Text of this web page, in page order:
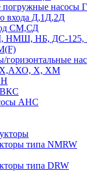
погружные
входа Д,1Д,2Д
СМ,СД
НМШ, НБ, ДС-125,
горизонтальные
Х, ХМ
ВКС
АНС
типа NMRW
типа DRW